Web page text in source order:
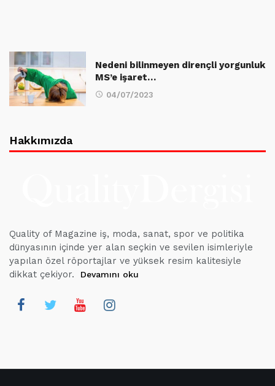
Nedeni bilinmeyen dirençli yorgunluk
MS’e işaret…
04/07/2023
Hakkımızda
Quality of Magazine iş, moda, sanat, spor ve politika
dünyasının içinde yer alan seçkin ve sevilen isimleriyle
yapılan özel röportajlar ve yüksek resim kalitesiyle
dikkat çekiyor.
Devamını oku